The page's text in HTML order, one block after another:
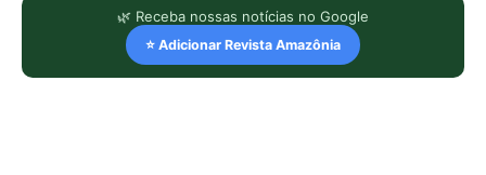
🌿 Receba nossas notícias no Google
⭐ Adicionar Revista Amazônia